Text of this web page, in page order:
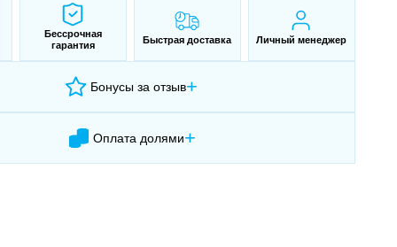
Бессрочная
гарантия
Быстрая доставка Личный менеджер
Бонусы за отзыв+
Оплата долями+